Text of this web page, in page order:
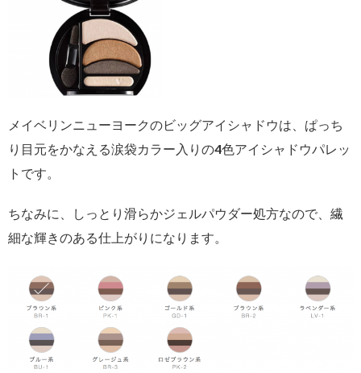
メイベリンニューヨークのビッグアイシャドウは、ぱっち
り目元をかなえる涙袋カラー入りの4色アイシャドウパレッ
トです。
ちなみに、しっとり滑らかジェルパウダー処方なので、繊
細な輝きのある仕上がりになります。